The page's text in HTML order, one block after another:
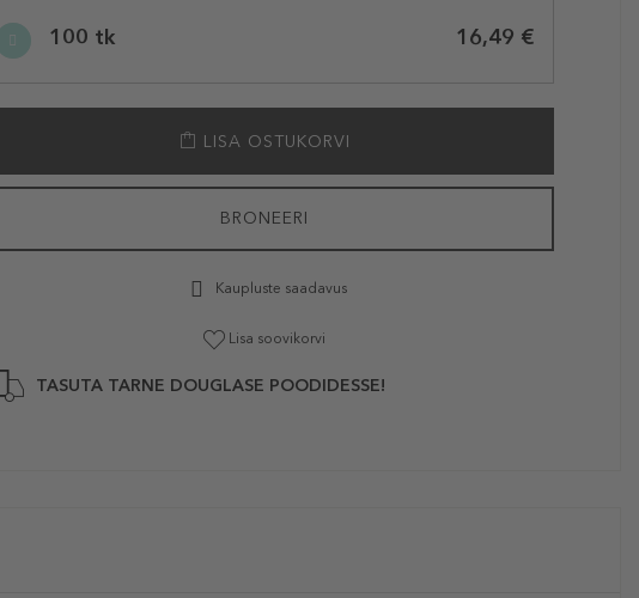
100 tk 16,49 €
LISA OSTUKORVI
BRONEERI
Kaupluste saadavus
Lisa soovikorvi
TASUTA TARNE DOUGLASE POODIDESSE!